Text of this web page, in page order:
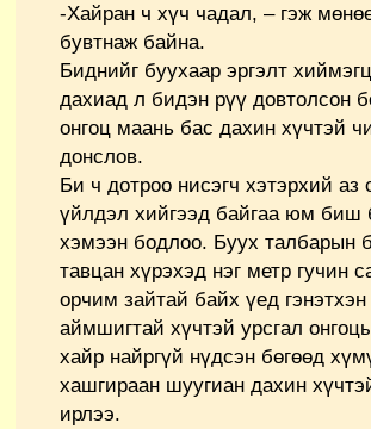
-Хайран ч хүч чадал, – гэж
бувтнаж байна.
Биднийг буухаар эргэлт
дахиад л бидэн рүү довтолсон
онгоц маань бас дахин хүчтэй
донслов.
Би ч дотроо нисэгч хэтэрхий аз
үйлдэл хийгээд байгаа юм биш
хэмээн бодлоо. Буух талбарын
тавцан хүрэхэд нэг метр гучин
орчим зайтай байх үед
аймшигтай хүчтэй урсгал
хайр найргүй нүдсэн бөгөөд
хашгираан шуугиан дахин
ирлээ.